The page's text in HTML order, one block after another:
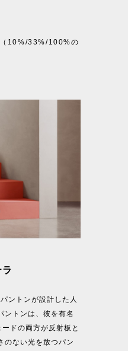
（10%/33%/100%の
ントンが設計した人
ントンは、彼を有名
ドの両方が反射板と
のない光を放つパン